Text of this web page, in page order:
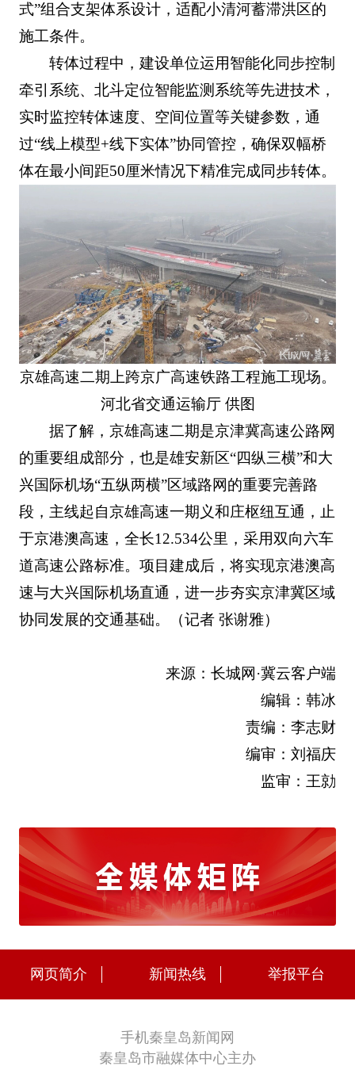
式”组合支架体系设计，适配小清河蓄滞洪区的
施工条件。
转体过程中，建设单位运用智能化同步控制
牵引系统、北斗定位智能监测系统等先进技术，
实时监控转体速度、空间位置等关键参数，通
过“线上模型+线下实体”协同管控，确保双幅桥
体在最小间距50厘米情况下精准完成同步转体。
京雄高速二期上跨京广高速铁路工程施工现场。
河北省交通运输厅 供图
据了解，京雄高速二期是京津冀高速公路网
的重要组成部分，也是雄安新区“四纵三横”和大
兴国际机场“五纵两横”区域路网的重要完善路
段，主线起自京雄高速一期义和庄枢纽互通，止
于京港澳高速，全长12.534公里，采用双向六车
道高速公路标准。项目建成后，将实现京港澳高
速与大兴国际机场直通，进一步夯实京津冀区域
协同发展的交通基础。
（记者 张谢雅）
来源：长城网·冀云客户端
编辑：韩冰
责编：李志财
编审：刘福庆
监审：王勍
网页简介 新闻热线 举报平台
手机秦皇岛新闻网
秦皇岛市融媒体中心主办